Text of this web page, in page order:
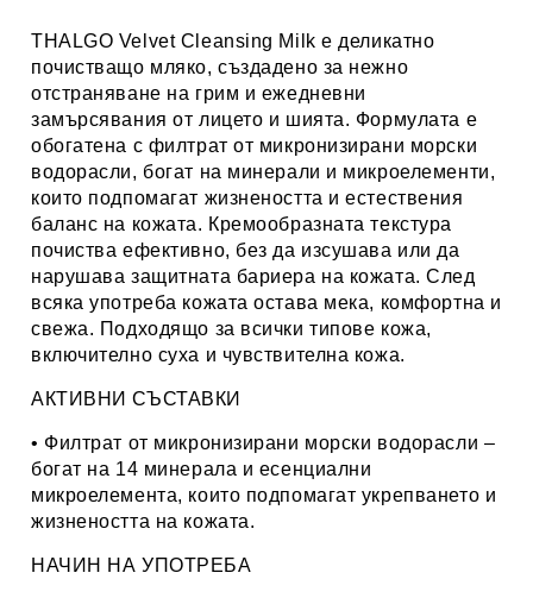
THALGO Velvet Cleansing Milk е деликатно
почистващо мляко, създадено за нежно
отстраняване на грим и ежедневни
замърсявания от лицето и шията. Формулата е
обогатена с филтрат от микронизирани морски
водорасли, богат на минерали и микроелементи,
които подпомагат жизнеността и естествения
баланс на кожата. Кремообразната текстура
почиства ефективно, без да изсушава или да
нарушава защитната бариера на кожата. След
всяка употреба кожата остава мека, комфортна и
свежа. Подходящо за всички типове кожа,
включително суха и чувствителна кожа.
АКТИВНИ СЪСТАВКИ
• Филтрат от микронизирани морски водорасли –
богат на 14 минерала и есенциални
микроелемента, които подпомагат укрепването и
жизнеността на кожата.
НАЧИН НА УПОТРЕБА